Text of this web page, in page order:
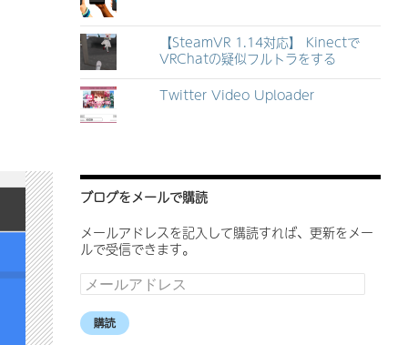
【SteamVR 1.14対応】 Kinectで
VRChatの疑似フルトラをする
Twitter Video Uploader
ブログをメールで購読
メールアドレスを記入して購読すれば、更新をメー
ルで受信できます。
メ
ー
ル
ア 購読